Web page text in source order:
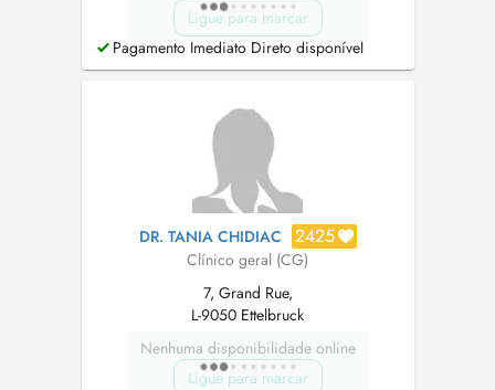
Ligue para marcar
Pagamento Imediato Direto disponível
DR. TANIA CHIDIAC 2425
Clínico geral (CG)
7, Grand Rue,
L-9050 Ettelbruck
Nenhuma disponibilidade online
Ligue para marcar